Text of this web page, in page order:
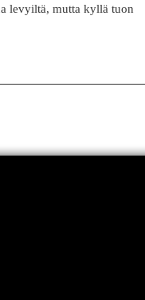
levyiltä, mutta kyllä tuon